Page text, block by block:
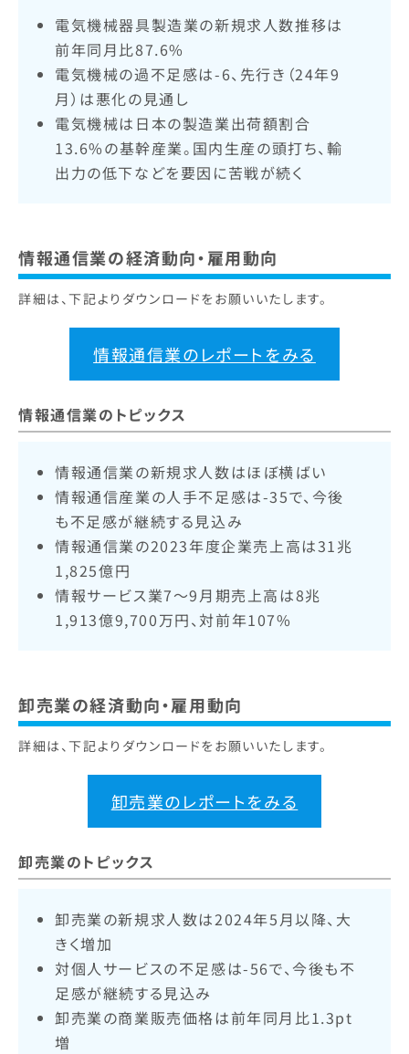
電気機械器具製造業の新規求人数推移は
前年同月比87.6%
電気機械の過不足感は-6、先行き（24年9
月）は悪化の見通し
電気機械は日本の製造業出荷額割合
13.6%の基幹産業。国内生産の頭打ち、輸
出力の低下などを要因に苦戦が続く
情報通信業の経済動向・雇用動向
詳細は、下記よりダウンロードをお願いいたします。
情報通信業のレポートをみる
情報通信業のトピックス
情報通信業の新規求人数はほぼ横ばい
情報通信産業の人手不足感は-35で、今後
も不足感が継続する見込み
情報通信業の2023年度企業売上高は31兆
1,825億円
情報サービス業7〜9月期売上高は8兆
1,913億9,700万円、対前年107%
卸売業の経済動向・雇用動向
詳細は、下記よりダウンロードをお願いいたします。
卸売業のレポートをみる
卸売業のトピックス
卸売業の新規求人数は2024年5月以降、大
きく増加
対個人サービスの不足感は-56で、今後も不
足感が継続する見込み
卸売業の商業販売価格は前年同月比1.3pt
増